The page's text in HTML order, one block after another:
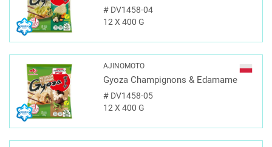
#DV1458-04
12 X 400 G
AJINOMOTO
Gyoza Champignons & Edamame
#DV1458-05
12 X 400 G